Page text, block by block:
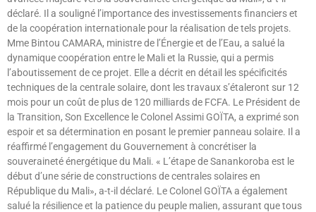
déclaré. Il a souligné l’importance des investissements financiers et
de la coopération internationale pour la réalisation de tels projets.
Mme Bintou CAMARA, ministre de l’Énergie et de l’Eau, a salué la
dynamique coopération entre le Mali et la Russie, qui a permis
l’aboutissement de ce projet. Elle a décrit en détail les spécificités
techniques de la centrale solaire, dont les travaux s’étaleront sur 12
mois pour un coût de plus de 120 milliards de FCFA. Le Président de
la Transition, Son Excellence le Colonel Assimi GOÏTA, a exprimé son
espoir et sa détermination en posant le premier panneau solaire. Il a
réaffirmé l’engagement du Gouvernement à concrétiser la
souveraineté énergétique du Mali. « L’étape de Sanankoroba est le
début d’une série de constructions de centrales solaires en
République du Mali», a-t-il déclaré. Le Colonel GOÏTA a également
salué la résilience et la patience du peuple malien, assurant que tous